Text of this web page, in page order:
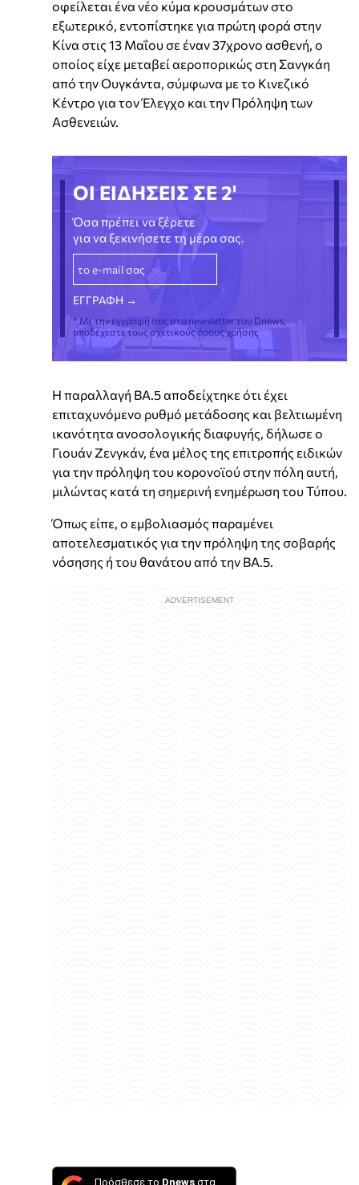
οφείλεται ένα νέο κύμα κρουσμάτων στο
εξωτερικό, εντοπίστηκε για πρώτη φορά στην
Κίνα στις 13 Μαΐου σε έναν 37χρονο ασθενή, ο
οποίος είχε μεταβεί αεροπορικώς στη Σανγκάη
από την Ουγκάντα, σύμφωνα με το Κινεζικό
Κέντρο για τον Έλεγχο και την Πρόληψη των
Ασθενειών.
ΟΙ ΕΙΔΗΣΕΙΣ ΣΕ 2'
Όσα πρέπει να ξέρετε
για να ξεκινήσετε τη μέρα σας.
* Με την εγγραφή σας στο newsletter του Dnews,
αποδέχεστε τους σχετικούς όρους χρήσης
Η παραλλαγή BA.5 αποδείχτηκε ότι έχει
επιταχυνόμενο ρυθμό μετάδοσης και βελτιωμένη
ικανότητα ανοσολογικής διαφυγής, δήλωσε ο
Γιουάν Ζενγκάν, ένα μέλος της επιτροπής ειδικών
για την πρόληψη του κορονοϊού στην πόλη αυτή,
μιλώντας κατά τη σημερινή ενημέρωση του Τύπου.
Όπως είπε, ο εμβολιασμός παραμένει
αποτελεσματικός για την πρόληψη της σοβαρής
νόσησης ή του θανάτου από την BA.5.
Πρόσθεσε το Dnews στα